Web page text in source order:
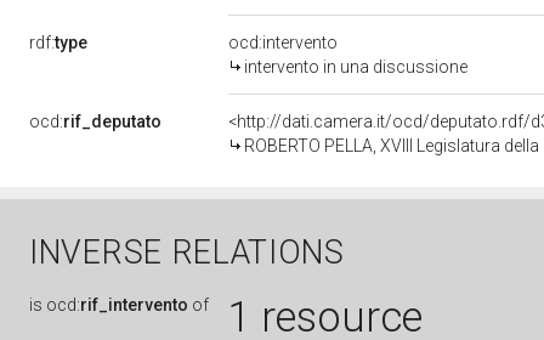
rdf:type
ocd:intervento
intervento in una discussione
ocd:rif_deputato
<http://dati.camera.it/ocd/deputato.rdf/
ROBERTO PELLA, XVIII Legislatura
INVERSE RELATIONS
is ocd:rif_intervento of 1 resource